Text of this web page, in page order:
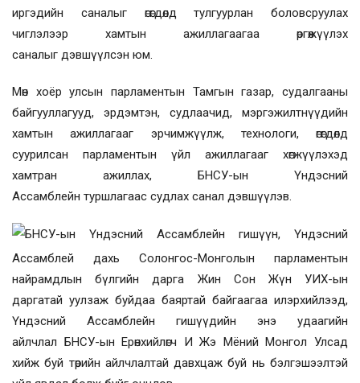
иргэдийн саналыг өгөгдөлд тулгуурлан боловсруулах
чиглэлээр хамтын ажиллагаагаа өргөжүүлэх
саналыг дэвшүүлсэн юм.
Мөн хоёр улсын парламентын Тамгын газар, судалгааны
байгууллагууд, эрдэмтэн, судлаачид, мэргэжилтнүүдийн
хамтын ажиллагааг эрчимжүүлж, технологи, өгөгдөлд
суурилсан парламентын үйл ажиллагааг хөгжүүлэхэд
хамтран ажиллах, БНСУ-ын Үндэсний
Ассамблейн туршлагаас судлах санал дэвшүүлэв.
БНСУ-ын Үндэсний Ассамблейн гишүүн, Үндэсний
Ассамблей дахь Солонгос-Монголын парламентын
найрамдлын бүлгийн дарга Жин Сон Жүн УИХ-ын
даргатай уулзаж буйдаа баяртай байгаагаа илэрхийлээд,
Үндэсний Ассамблейн гишүүдийн энэ удаагийн
айлчлал БНСУ-ын Ерөнхийлөгч И Жэ Мёний Монгол Улсад
хийж буй төрийн айлчлалтай давхцаж буй ньбэлгэшээлтэй